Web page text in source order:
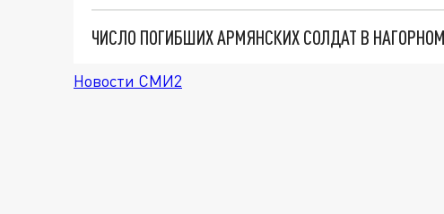
ЧИСЛО ПОГИБШИХ АРМЯНСКИХ СОЛДАТ В
Новости СМИ2